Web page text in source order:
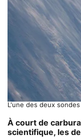
L'une des deux
À court de
scientifique, les